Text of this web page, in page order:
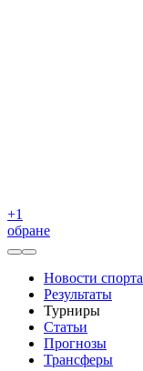
+1
обране
Новости спорта
Результаты
Турниры
Статьи
Прогнозы
Трансферы